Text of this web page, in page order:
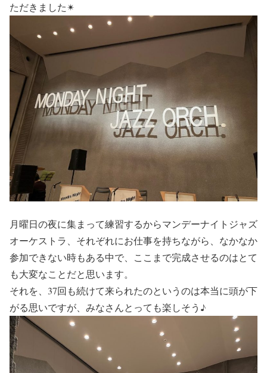
ただきました✴︎
月曜日の夜に集まって練習するからマンデーナイトジャズ
オーケストラ、それぞれにお仕事を持ちながら、なかなか
参加できない時もある中で、ここまで完成させるのはとて
も大変なことだと思います。
それを、37回も続けて来られたのというのは本当に頭が下
がる思いですが、みなさんとっても楽しそう♪